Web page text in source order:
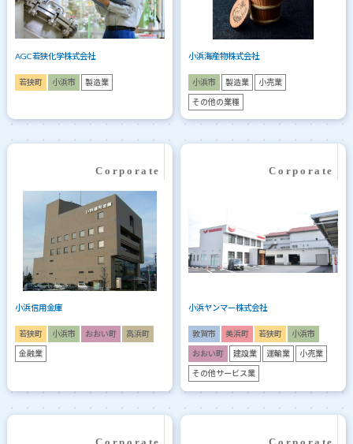
AGC若狭化学株式会社
若狭町 小浜市 製造業
小浜海産物株式会社
小浜市 製造業 小売業
その他の業種
小浜信用金庫
若狭町 小浜市 おおい町 高浜町
金融業
小浜ヤンマー株式会社
敦賀市 美浜町 若狭町 小浜市
おおい町 建設業 運輸業 小売業
その他サービス業